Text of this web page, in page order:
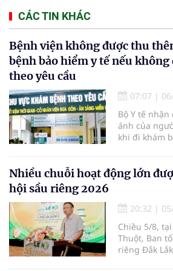
CÁC TIN KHÁC
Bệnh viện không được thu
bệnh bảo hiểm y tế nếu
theo yêu cầu
07:07 |
Bộ Y tế
ánh của
khi đi khám
bệnh, chữa
nhưng vẫn
phần cùng
Nhiều chuỗi hoạt động lớn
hội sầu riêng 2026
20:32 |
Chiều 5/8,
Thuột, Ban
riêng Đắk